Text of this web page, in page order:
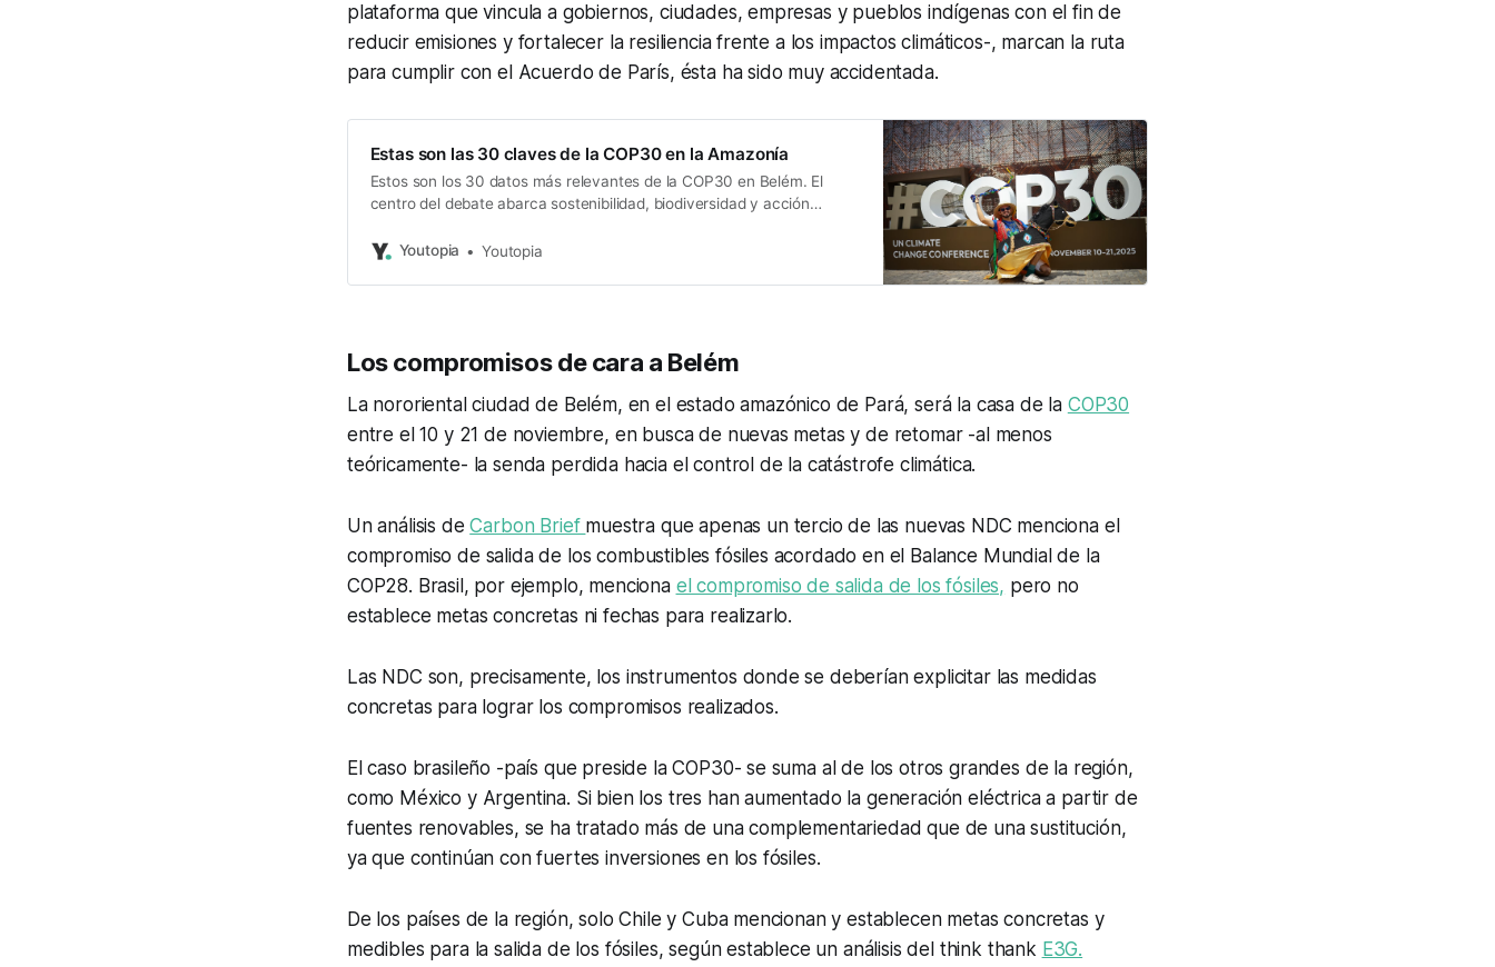
plataforma que vincula a gobiernos, ciudades, empresas y pueblos indígenas con el fin de
reducir emisiones y fortalecer la resiliencia frente a los impactos climáticos-, marcan la ruta
para cumplir con el Acuerdo de París, ésta ha sido muy accidentada.
Estas son las 30 claves de la COP30 en la Amazonía
Estos son los 30 datos más relevantes de la COP30 en Belém. El
centro del debate abarca sostenibilidad, biodiversidad y acción
Youtopia
Youtopia
Los compromisos de cara a Belém
La nororiental ciudad de Belém, en el estado amazónico de Pará, será la casa de la COP30
entre el 10 y 21 de noviembre, en busca de nuevas metas y de retomar -al menos
teóricamente- la senda perdida hacia el control de la catástrofe climática.
Un análisis deCarbon Brief muestra que apenas un tercio de las nuevas NDC menciona el
compromiso de salida de los combustibles fósiles acordado en el Balance Mundial de la
COP28. Brasil, por ejemplo, menciona el compromiso de salida de los fósiles, pero no
establece metas concretas ni fechas para realizarlo.
Las NDC son, precisamente, los instrumentos donde se deberían explicitar las medidas
concretas para lograr los compromisos realizados.
El caso brasileño -país que preside la COP30- se suma al de los otros grandes de la región,
como México y Argentina. Si bien los tres han aumentado la generación eléctrica a partir de
fuentes renovables, se ha tratado más de una complementariedad que de una sustitución,
ya que continúan con fuertes inversiones en los fósiles.
De los países de la región, solo Chile y Cuba mencionan y establecen metas concretas y
medibles para la salida de los fósiles, según establece un análisis del think thank E3G.